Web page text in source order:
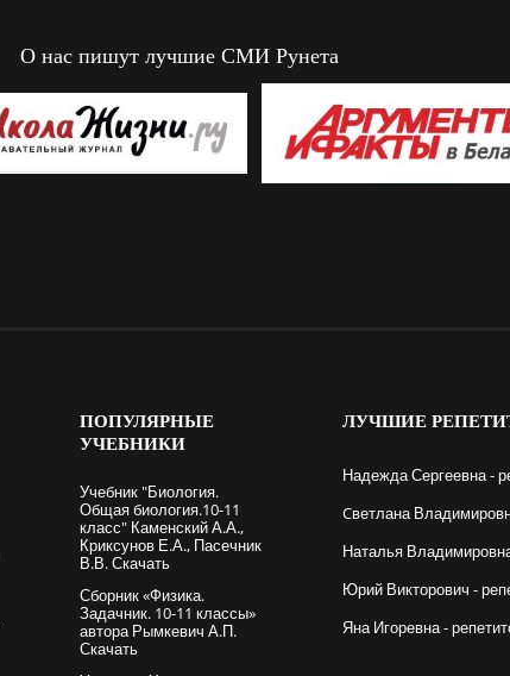
О нас пишут лучшие СМИ Рунета
ПОПУЛЯРНЫЕ
УЧЕБНИКИ
Учебник "Биология.
Общая биология.10-11
класс" Каменский А.А.,
Криксунов Е.А., Пасечник
В.В. Скачать
Сборник «Физика.
Задачник. 10-11 классы»
автора Рымкевич А.П.
Скачать
ЛУЧШИЕ
Надежда Сергеевна -
Cветлана
Наталья
Юрий Викторович -
Яна Игоревна -